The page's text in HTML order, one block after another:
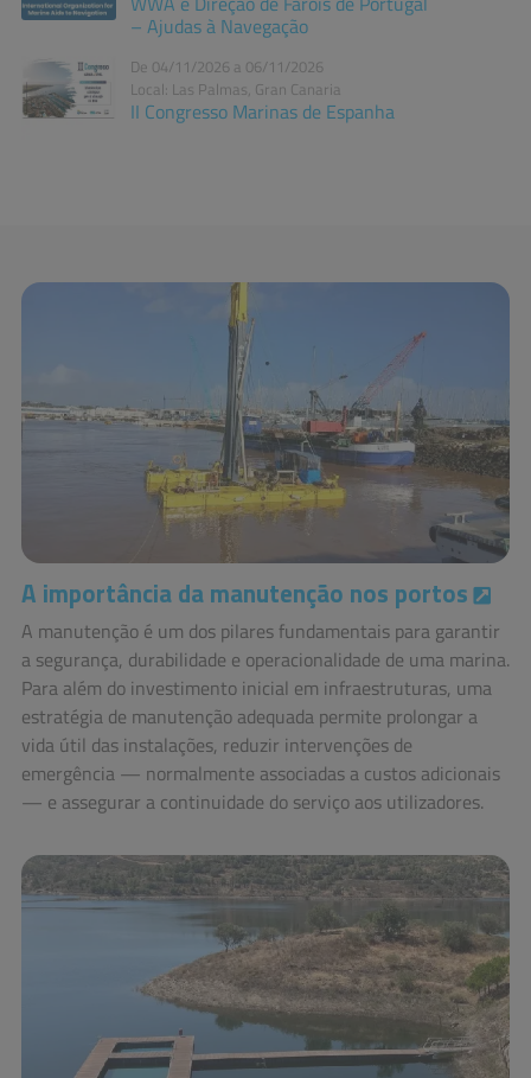
– Ajudas à Navegação
De 04/11/2026 a 06/11/2026
Local: Las Palmas, Gran Canaria
II Congresso Marinas de Espanha
A importância da manutenção nos portos
A manutenção é um dos pilares fundamentais para garantir
a segurança, durabilidade e operacionalidade de uma marina.
Para além do investimento inicial em infraestruturas, uma
estratégia de manutenção adequada permite prolongar a
vida útil das instalações, reduzir intervenções de
emergência — normalmente associadas a custos adicionais
— e assegurar a continuidade do serviço aos utilizadores.